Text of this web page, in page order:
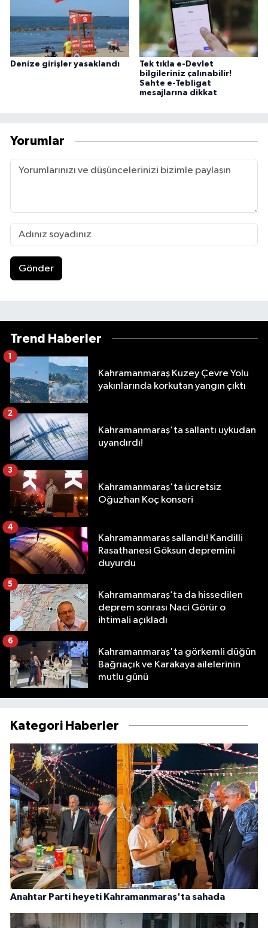
Denize girişler yasaklandı
Tek tıkla e-Devlet
bilgileriniz çalınabilir!
Sahte e-Tebligat
mesajlarına dikkat
Yorumlar
Gönder
Trend Haberler
Kahramanmaraş Kuzey Çevre Yolu
yakınlarında korkutan yangın çıktı
1
Kahramanmaraş'ta sallantı uykudan
uyandırdı!
2
Kahramanmaraş'ta ücretsiz
Oğuzhan Koç konseri
3
Kahramanmaraş sallandı! Kandilli
Rasathanesi Göksun depremini
duyurdu
4
Kahramanmaraş’ta da hissedilen
deprem sonrası Naci Görür o
ihtimali açıkladı
5
Kahramanmaraş'ta görkemli düğün
Bağrıaçık ve Karakaya ailelerinin
mutlu günü
6
Kategori Haberler
Anahtar Parti heyeti Kahramanmaraş'ta sahada